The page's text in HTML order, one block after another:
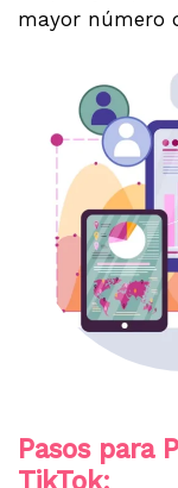
mayor número
Pasos para
TikTok: